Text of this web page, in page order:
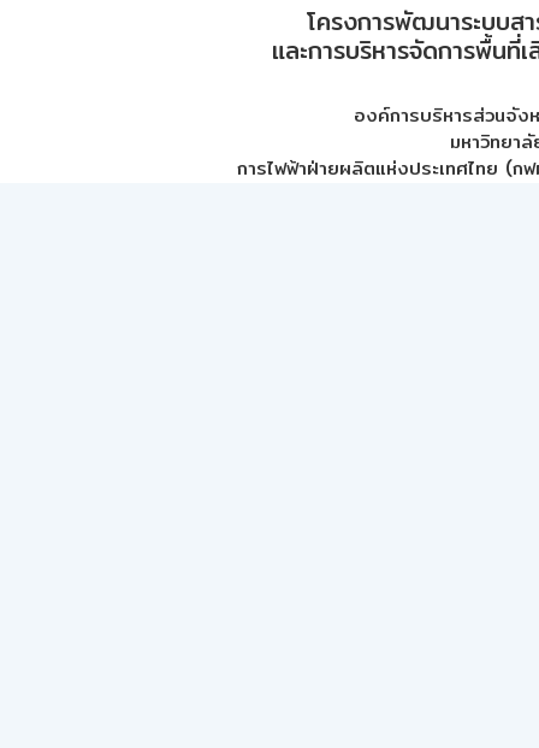
โครงการพัฒนาระบบส
และการบริหารจัดการพื้นที่
องค์การบริหารส่วนจัง
มหาวิทยา
การไฟฟ้าฝ่ายผลิตแห่งประเทศไทย (กฟ